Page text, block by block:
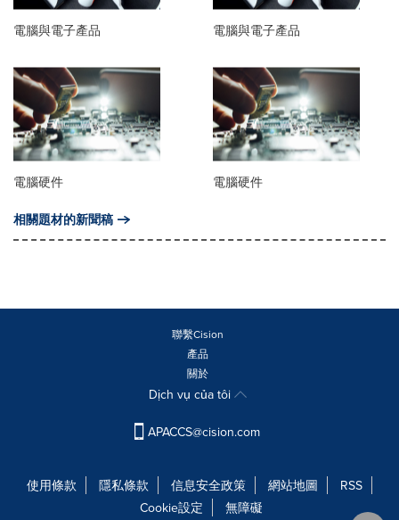
電腦與電子產品 電腦與電子產品
電腦硬件 電腦硬件
相關題材的新聞稿
聯繫Cision
產品
關於
Dịch vụ của tôi
APACCS@cision.com
使用條款 隱私條款 信息安全政策 網站地圖
RSS
Cookie設定
無障礙